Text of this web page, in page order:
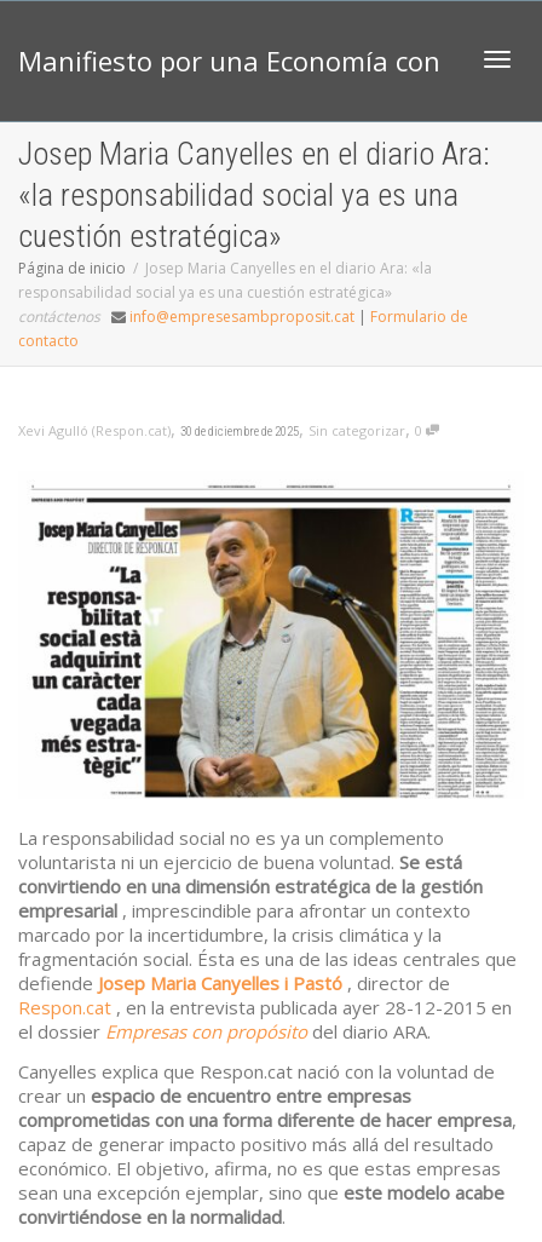
Manifiesto por una Economía con
Propósito
Josep Maria Canyelles en el diario Ara:
«la responsabilidad social ya es una
cuestión estratégica»
Página de inicio
Josep Maria Canyelles en el diario Ara: «la
responsabilidad social ya es una cuestión estratégica»
contáctenos
info@empresesambproposit.cat | Formulario de
contacto
Xevi Agulló (Respon.cat), 30 de diciembre de 2025, Sin categorizar, 0
La responsabilidad social no es ya un complemento
voluntarista ni un ejercicio de buena voluntad. Se está
convirtiendo en una dimensión estratégica de la gestión
empresarial , imprescindible para afrontar un contexto
marcado por la incertidumbre, la crisis climática y la
fragmentación social. Ésta es una de las ideas centrales que
defiende Josep Maria Canyelles i Pastó , director de
Respon.cat , en la entrevista publicada ayer 28-12-2015 en
el dossier Empresas con propósitodel diario ARA.
Canyelles explica que Respon.cat nació con la voluntad de
crear un espacio de encuentro entre empresas
comprometidas con una forma diferente de hacer empresa,
capaz de generar impacto positivo más allá del resultado
económico. El objetivo, afirma, no es que estas empresas
sean una excepción ejemplar, sino que este modelo acabe
convirtiéndose en la normalidad.